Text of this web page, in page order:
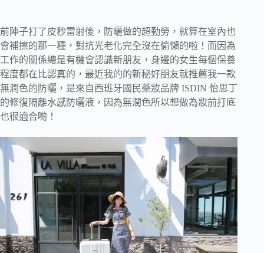
前陣子打了皮秒雷射後，防曬做的超勤勞，就算在室內也
會補擦的那一種，對抗光老化完全沒在偷懶的啦！而因為
工作的關係總是有機會認識新朋友，身邊的女生每個保養
程度都在比認真的，最近我的的新秘好朋友就推薦我一款
無潤色的防曬，是來自西班牙國民藥妝品牌 ISDIN 怡思丁
的修復隔離水感防曬液，因為無潤色所以想做為妝前打底
也很適合喲！